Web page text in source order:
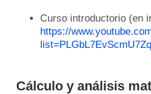
Curso introductorio (en
https://
Cálculo y análisis